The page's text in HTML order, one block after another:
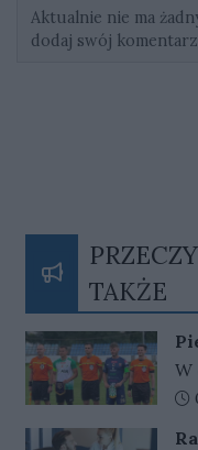
Aktualnie nie ma
dodaj swój
TAKŻE
W